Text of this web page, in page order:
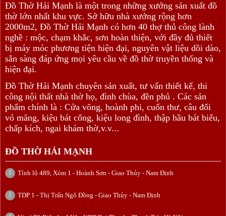
Đồ Thờ Hải Mạnh là một trong những xưởng sản xuất đồ
thờ lớn nhất khu vực. Sở hữu nhà xưởng rộng hơn
2000m2, Đồ Thờ Hải Mạnh có hơn 40 thợ thủ công lành
nghề : mộc, chạm khắc, sơn hoàn thiện, với đầy đủ thiết
bị máy móc phương tiện hiện đại, nguyên vật liệu dồi dào,
sẵn sàng đáp ứng mọi yêu cầu về đồ thờ truyền thống và
hiện đại.
Đồ Thờ Hải Mạnh chuyên sản xuất, tư vấn thiết kế, thi
công nội thất nhà thờ họ, đình chùa, đền phủ . Các sản
phẩm chính là : Cửa võng, hoành phi, cuốn thư, câu đối
vỏ măng, kiệu bát cống, kiệu long đình, thập hầu bát biểu,
chấp kích, ngai khám thờ,v.v...
ĐỒ THỜ HẢI MẠNH
Tỉnh lộ 489, Xóm 1 - Hoành Sơn - Giao Thủy - Nam Định
TDP 1 - Thị Trấn Ngô Đồng - Giao Thủy - Nam Định